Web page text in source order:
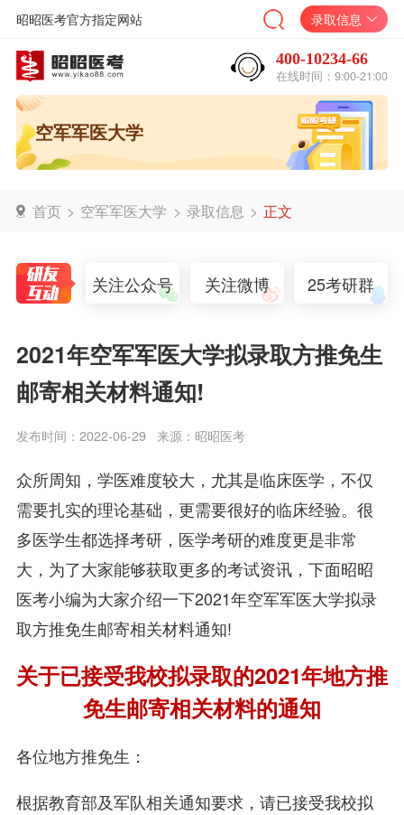
昭昭医考官方指定网站 录取信息
400-10234-66
在线时间：9:00-21:00
空军军医大学
首页 > 空军军医大学 > 录取信息 > 正文
关注公众号 关注微博 25考研群
2021年空军军医大学拟录取方推免生
邮寄相关材料通知!
发布时间：2022-06-29 来源：昭昭医考
众所周知，学医难度较大，尤其是临床医学，不仅
需要扎实的理论基础，更需要很好的临床经验。很
多医学生都选择考研，医学考研的难度更是非常
大，为了大家能够获取更多的考试资讯，下面昭昭
医考小编为大家介绍一下2021年空军军医大学拟录
取方推免生邮寄相关材料通知!
关于已接受我校拟录取的2021年地方推
免生邮寄相关材料的通知
各位地方推免生：
根据教育部及军队相关通知要求，请已接受我校拟